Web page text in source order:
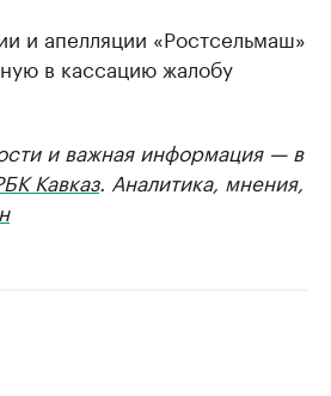
и апелляции «Ростсельмаш»
в кассацию жалобу
и важная информация — в
Кавказ. Аналитика, мнения,